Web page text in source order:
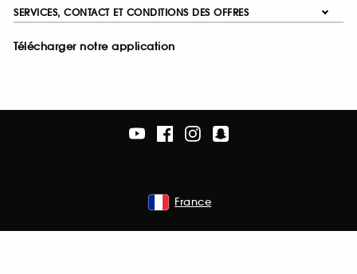
SERVICES, CONTACT ET CONDITIONS DES OFFRES
Télécharger notre application
France